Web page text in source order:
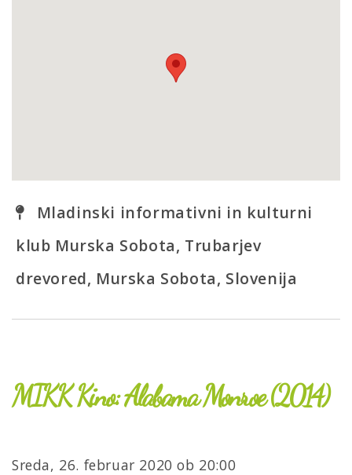
MIKK Kino: Alabama Monroe (2014)
Sreda, 26. februar 2020 ob 20:00
Mladinski informativni in kulturni
klub Murska Sobota, Trubarjev
drevored, Murska Sobota, Slovenija